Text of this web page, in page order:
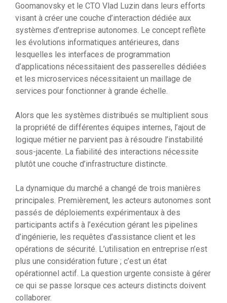
Goomanovsky et le CTO Vlad Luzin dans leurs efforts
visant à créer une couche d’interaction dédiée aux
systèmes d’entreprise autonomes. Le concept reflète
les évolutions informatiques antérieures, dans
lesquelles les interfaces de programmation
d’applications nécessitaient des passerelles dédiées
et les microservices nécessitaient un maillage de
services pour fonctionner à grande échelle.
Alors que les systèmes distribués se multiplient sous
la propriété de différentes équipes internes, l’ajout de
logique métier ne parvient pas à résoudre l’instabilité
sous-jacente. La fiabilité des interactions nécessite
plutôt une couche d’infrastructure distincte.
La dynamique du marché a changé de trois manières
principales. Premièrement, les acteurs autonomes sont
passés de déploiements expérimentaux à des
participants actifs à l’exécution gérant les pipelines
d’ingénierie, les requêtes d’assistance client et les
opérations de sécurité. L’utilisation en entreprise n’est
plus une considération future ; c’est un état
opérationnel actif. La question urgente consiste à gérer
ce qui se passe lorsque ces acteurs distincts doivent
collaborer.